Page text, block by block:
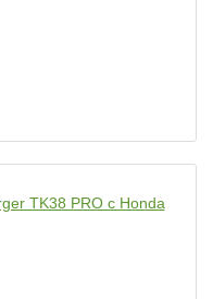
TK38 PRO с Honda